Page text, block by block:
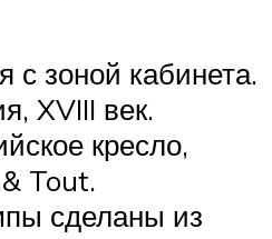
с зоной кабинета.
XVIII век.
кресло,
Tout.
сделаны из